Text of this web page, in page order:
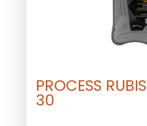
PROCESS
30